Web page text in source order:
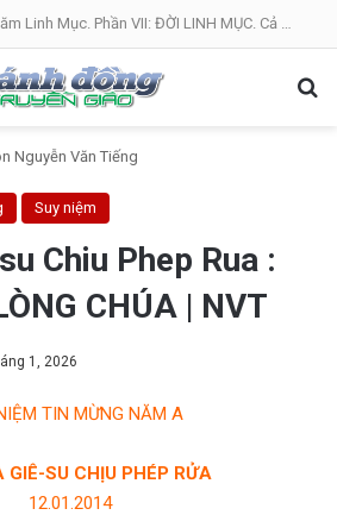
60 Năm Đời Tu. 25 Năm Linh Mục. Phần VII: ĐỜI LINH MỤC. Cả Nổ
Nguyễn Văn Tiếng
Suy niệm
Chiu Phep Rua :
CHÚA | NVT
1, 2026
TIN MỪNG NĂM A
GIÊ-SU CHỊU PHÉP RỬA
12.01.2014